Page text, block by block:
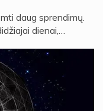
daug sprendimų.
dienai,…